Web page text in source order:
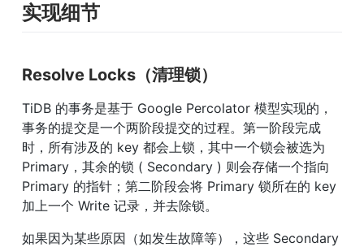
实现细节
Resolve Locks（清理锁）
TiDB 的事务是基于 Google Percolator 模型实现的，
事务的提交是一个两阶段提交的过程。第一阶段完成
时，所有涉及的 key 都会上锁，其中一个锁会被选为
Primary，其余的锁 ( Secondary ) 则会存储一个指向
Primary 的指针；第二阶段会将 Primary 锁所在的 key
加上一个 Write 记录，并去除锁。
如果因为某些原因（如发生故障等），这些 Secondary